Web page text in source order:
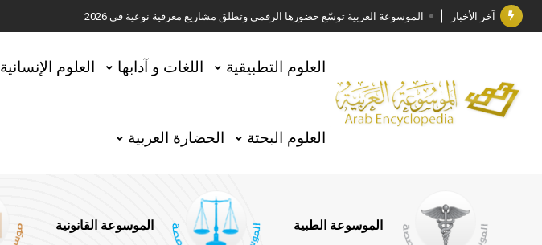
آخر الأخبار الموسوعة العربية توسّع حضورها الرقمي وتطلق مشاريع معرفية نوعية في 2026
جائزة مجمع الملك سلمان العالمي للغة العربية 2025
الأستاذ إياد خالد الطباع مدير عام لهيئة الموسوعة العربية
السيد محمد ياسين صالح وزيرا للثقافة
توصيات مجلس الإدارة
صدور المجلد السابع من موسوعة الآثار في سورية
العلوم التطبيقية اللغات و آدابها العلوم الإنسانية
العلوم البحتة الحضارة العربية
الموسوعة الطبية الموسوعة القانونية